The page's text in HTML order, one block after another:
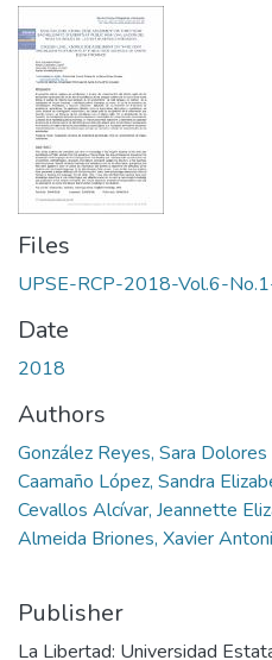
Files
UPSE-RCP-2018-Vol.6-
Date
2018
Authors
González Reyes, Sara Dolores
Caamaño López, Sandra
Cevallos Alcívar, Jeannette
Almeida Briones, Xavier
Publisher
La Libertad: Universidad